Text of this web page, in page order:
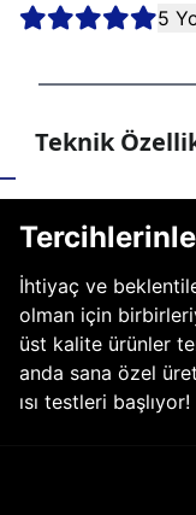
5
Teknik
İhtiyaç ve
olman için
üst kalite ürünler
anda sana özel
ısı testleri başlıyor!